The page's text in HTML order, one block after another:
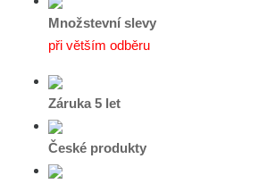
Množstevní slevy
při větším odběru
Záruka 5 let
České produkty